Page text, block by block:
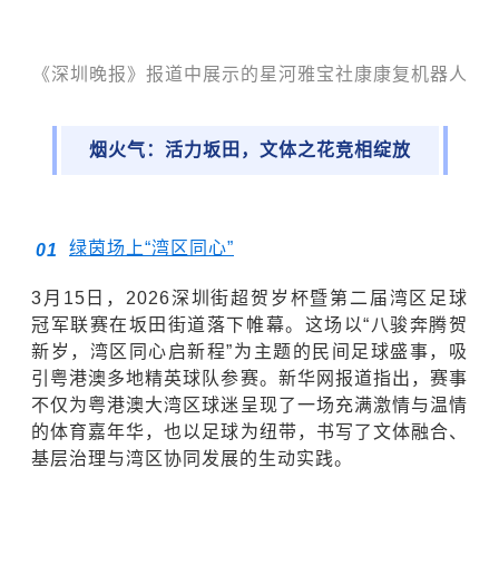
《深圳晚报》报道中展示的星河雅宝社康康复机器人
烟火气：活力坂田，文体之花竞相绽放
01 绿茵场上“湾区同心”
3月15日，2026深圳街超贺岁杯暨第二届湾区足球
冠军联赛在坂田街道落下帷幕。这场以“八骏奔腾贺
新岁，湾区同心启新程”为主题的民间足球盛事， 吸
引粤港澳多地精英球队参赛。新华网报道指出，赛事
不仅为粤港澳大湾区球迷呈现了一场充满激情与温情
的体育嘉年华，也以足球为纽带，书写了文体融合、
基层治理与湾区协同发展的生动实践。